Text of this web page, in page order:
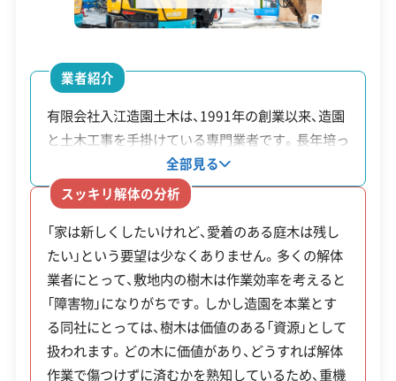
運営者 稲垣
壊すだけではありません。世界自然
遺産の環境と調和させることが大
前提です。厳しい景観計画や自然公
園法への対応、そして名護市までの
長距離にわたる廃棄物運搬を前提
とした計画が欠かせません。こうし
た地域ならではの条件を熟知した
業者を選ぶことが、工事成功の鍵で
す。
営業時間 9:00～17:00
営業日
建物構造 木造
対応業務 不動産取引業
土木工事業
新築工事業
公式HP 公式サイトを見る
許可番号
【建設業許可】
沖縄県知事：第000629号
【宅地建物取引業許可】
沖縄県知事：第0004831号
全部見る
業者紹介
有限会社入江造園土木は、1991年の創業以来、造園
と土木工事を手掛けている専門業者です。長年培っ
てきた造園の技術を活かし、敷地内の庭木を保護し
ながら建物を解体できる点が大きな特徴です。公共
事業の施工実績もあり、周辺環境への配慮が求めら
れる現場での経験が豊富です。解体後の土地活用に
ついても、専門家の視点から相談に乗ってもらえま
す。新しい庭づくりや外構工事まで一貫して依頼で
きるため、建て替えなどを計画している場合に心強
い存在です。
全部見る
スッキリ解体の分析
「家は新しくしたいけれど、愛着のある庭木は残し
たい」という要望は少なくありません。多くの解体
業者にとって、敷地内の樹木は作業効率を考えると
「障害物」になりがちです。しかし造園を本業とす
る同社にとっては、樹木は価値のある「資源」として
扱われます。どの木に価値があり、どうすれば解体
作業で傷つけずに済むかを熟知しているため、重機